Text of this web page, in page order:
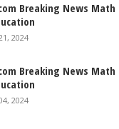
Breaking News Math
2024
Breaking News Math
2024